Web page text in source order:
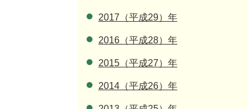
2017（平成29）年
2016（平成28）年
2015（平成27）年
2014（平成26）年